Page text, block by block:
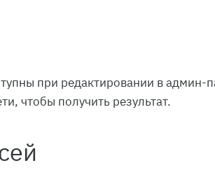
при редактировании в админ-
чтобы получить результат.